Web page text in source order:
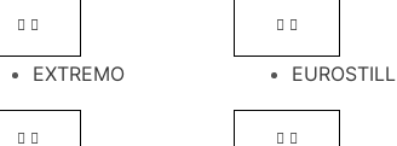
EXTREMO EUROSTILL